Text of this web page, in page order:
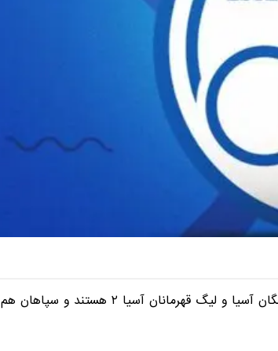
تراکتور و استقلال نمایندگان ایران در فصل آینده لیگ نخبگان آسیا و لیگ قهرمانان آسیا ۲ هستند و سپاهان هم